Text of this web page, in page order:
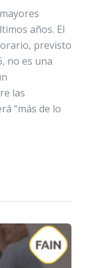
años. El
previsto
no es una
las
“más de lo